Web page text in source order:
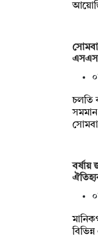
চলতি